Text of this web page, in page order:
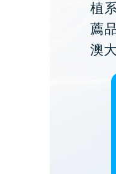
植
薦
澳